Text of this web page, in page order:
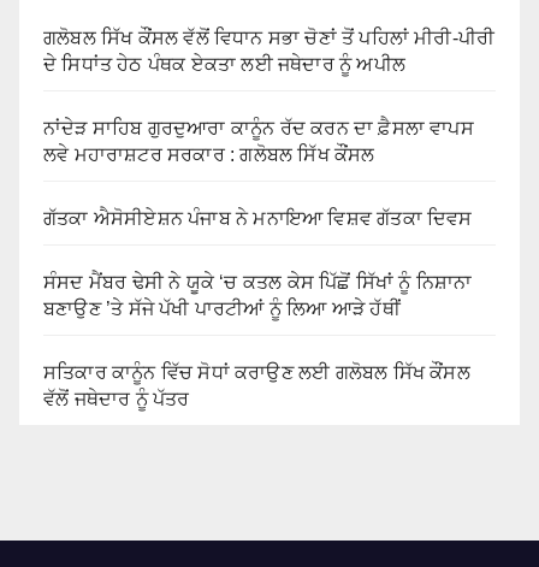
ਗਲੋਬਲ ਸਿੱਖ ਕੌਂਸਲ ਵੱਲੋਂ ਵਿਧਾਨ ਸਭਾ ਚੋਣਾਂ ਤੋਂ ਪਹਿਲਾਂ ਮੀਰੀ-ਪੀਰੀ
ਦੇ ਸਿਧਾਂਤ ਹੇਠ ਪੰਥਕ ਏਕਤਾ ਲਈ ਜਥੇਦਾਰ ਨੂੰ ਅਪੀਲ
ਨਾਂਦੇੜ ਸਾਹਿਬ ਗੁਰਦੁਆਰਾ ਕਾਨੂੰਨ ਰੱਦ ਕਰਨ ਦਾ ਫ਼ੈਸਲਾ ਵਾਪਸ
ਲਵੇ ਮਹਾਰਾਸ਼ਟਰ ਸਰਕਾਰ : ਗਲੋਬਲ ਸਿੱਖ ਕੌਂਸਲ
ਗੱਤਕਾ ਐਸੋਸੀਏਸ਼ਨ ਪੰਜਾਬ ਨੇ ਮਨਾਇਆ ਵਿਸ਼ਵ ਗੱਤਕਾ ਦਿਵਸ
ਸੰਸਦ ਮੈਂਬਰ ਢੇਸੀ ਨੇ ਯੂਕੇ ‘ਚ ਕਤਲ ਕੇਸ ਪਿੱਛੋਂ ਸਿੱਖਾਂ ਨੂੰ ਨਿਸ਼ਾਨਾ
ਬਣਾਉਣ ’ਤੇ ਸੱਜੇ ਪੱਖੀ ਪਾਰਟੀਆਂ ਨੂੰ ਲਿਆ ਆੜੇ ਹੱਥੀਂ
ਸਤਿਕਾਰ ਕਾਨੂੰਨ ਵਿੱਚ ਸੋਧਾਂ ਕਰਾਉਣ ਲਈ ਗਲੋਬਲ ਸਿੱਖ ਕੌਂਸਲ
ਵੱਲੋਂ ਜਥੇਦਾਰ ਨੂੰ ਪੱਤਰ